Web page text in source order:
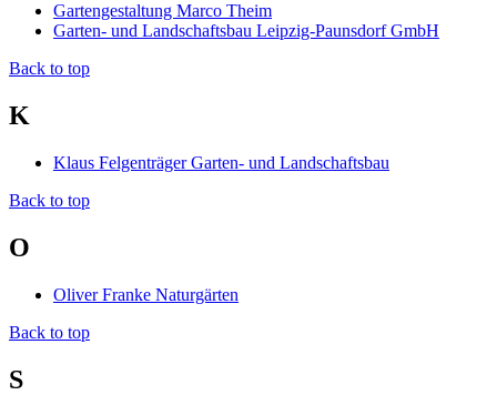
Gartengestaltung Marco Theim
Garten- und Landschaftsbau Leipzig-Paunsdorf GmbH
Back to top
K
Klaus Felgenträger Garten- und Landschaftsbau
Back to top
O
Oliver Franke Naturgärten
Back to top
S